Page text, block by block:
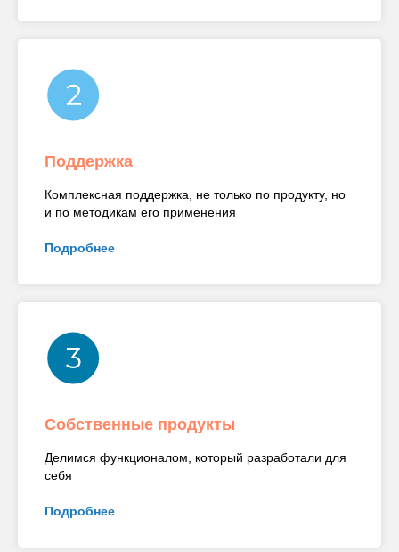
Поддержка
Комплексная поддержка, не только по продукту, но
и по методикам его применения
Подробнее
Собственные продукты
Делимся функционалом, который разработали для
себя
Подробнее